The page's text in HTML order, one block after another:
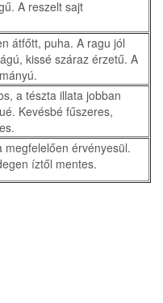
A reszelt sajt
átfőtt, puha. A ragu jól
kissé száraz érzetű. A
a tészta illata jobban
Kevésbé fűszeres,
megfelelően érvényesül.
íztől mentes.